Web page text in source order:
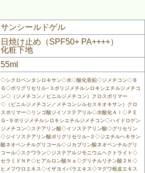
サンシールドゲル
日焼け止め（SPF50+ PA++++）
化粧下地
55ml
◇シクロペンタシロキサン◇水◇酸化亜鉛◇ジメチコン◇Ｂ
Ｇ◇ポリグリセリル−３ポリジメチルシロキシエチルジメチコ
ン◇（ジメチコン／ビニルジメチコン）クロスポリマー
◇（ビニルジメチコン／メチコンシルセスキオキサン）クロ
スポリマー◇リンゴ酸ジイソステアリル◇水酸化Ａｌ◇ＰＥ
Ｇ−９ポリジメチルシロキシエチルジメチコン◇ハイドロゲン
ジメチコン◇ステアリン酸◇イソステアリン酸◇グリセリン
◇ジイソステアリン酸ポリグリセリル−２◇ジエチルヘキサン
酸ネオペンチルグリコール◇ジカプリン酸ネオペンチルグリ
コール◇スクワラン◇ジステアルジモニウムヘクトライト◇
セラミドＮＰ◇ヒアルロン酸Ｎａ◇グリチルリチン酸２Ｋ◇
ヒメフウロエキス◇イザヨイバラエキス◇マグワ根皮エキス